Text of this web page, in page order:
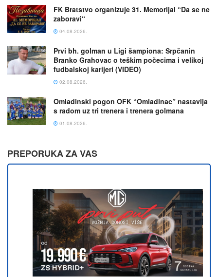
FK Bratstvo organizuje 31. Memorijal “Da se ne
zaboravi“
04.08.2026.
Prvi bh. golman u Ligi šampiona: Srpčanin
Branko Grahovac o teškim počecima i velikoj
fudbalskoj karijeri (VIDEO)
02.08.2026.
Omladinski pogon OFK “Omladinac” nastavlja
s radom uz tri trenera i trenera golmana
01.08.2026.
PREPORUKA ZA VAS